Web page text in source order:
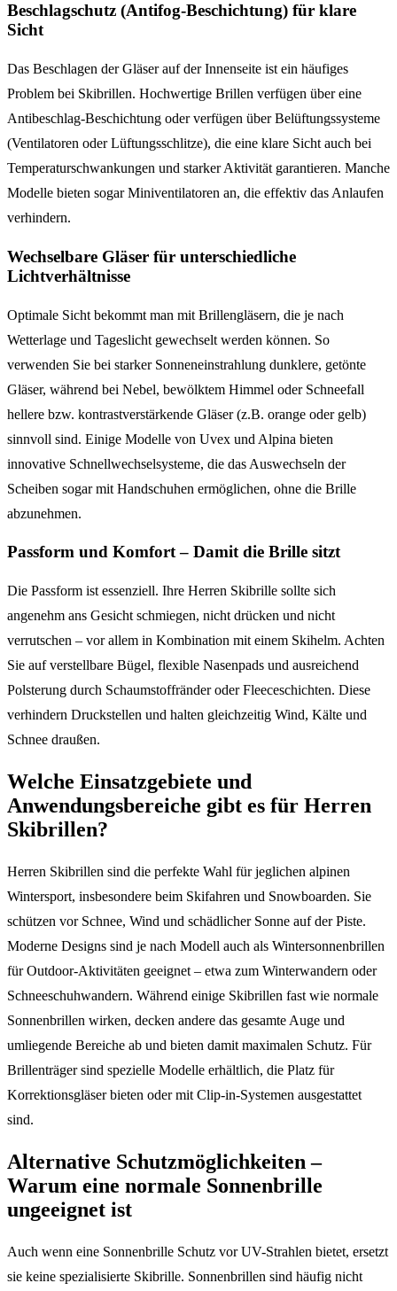
Beschlagschutz (Antifog-Beschichtung) für klare
Sicht
Das Beschlagen der Gläser auf der Innenseite ist ein häufiges
Problem bei Skibrillen. Hochwertige Brillen verfügen über eine
Antibeschlag-Beschichtung oder verfügen über Belüftungssysteme
(Ventilatoren oder Lüftungsschlitze), die eine klare Sicht auch bei
Temperaturschwankungen und starker Aktivität garantieren. Manche
Modelle bieten sogar Miniventilatoren an, die effektiv das Anlaufen
verhindern.
Wechselbare Gläser für unterschiedliche
Lichtverhältnisse
Optimale Sicht bekommt man mit Brillengläsern, die je nach
Wetterlage und Tageslicht gewechselt werden können. So
verwenden Sie bei starker Sonneneinstrahlung dunklere, getönte
Gläser, während bei Nebel, bewölktem Himmel oder Schneefall
hellere bzw. kontrastverstärkende Gläser (z.B. orange oder gelb)
sinnvoll sind. Einige Modelle von Uvex und Alpina bieten
innovative Schnellwechselsysteme, die das Auswechseln der
Scheiben sogar mit Handschuhen ermöglichen, ohne die Brille
abzunehmen.
Passform und Komfort – Damit die Brille sitzt
Die Passform ist essenziell. Ihre Herren Skibrille sollte sich
angenehm ans Gesicht schmiegen, nicht drücken und nicht
verrutschen – vor allem in Kombination mit einem Skihelm. Achten
Sie auf verstellbare Bügel, flexible Nasenpads und ausreichend
Polsterung durch Schaumstoffränder oder Fleeceschichten. Diese
verhindern Druckstellen und halten gleichzeitig Wind, Kälte und
Schnee draußen.
Welche Einsatzgebiete und
Anwendungsbereiche gibt es für Herren
Skibrillen?
Herren Skibrillen sind die perfekte Wahl für jeglichen alpinen
Wintersport, insbesondere beim Skifahren und Snowboarden. Sie
schützen vor Schnee, Wind und schädlicher Sonne auf der Piste.
Moderne Designs sind je nach Modell auch als Wintersonnenbrillen
für Outdoor-Aktivitäten geeignet – etwa zum Winterwandern oder
Schneeschuhwandern. Während einige Skibrillen fast wie normale
Sonnenbrillen wirken, decken andere das gesamte Auge und
umliegende Bereiche ab und bieten damit maximalen Schutz. Für
Brillenträger sind spezielle Modelle erhältlich, die Platz für
Korrektionsgläser bieten oder mit Clip-in-Systemen ausgestattet
sind.
Alternative Schutzmöglichkeiten –
Warum eine normale Sonnenbrille
ungeeignet ist
Auch wenn eine Sonnenbrille Schutz vor UV-Strahlen bietet, ersetzt
sie keine spezialisierte Skibrille. Sonnenbrillen sind häufig nicht